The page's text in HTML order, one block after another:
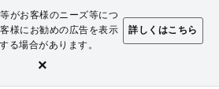
がお客様のニーズ等につ
様にお勧めの広告を表示
る場合があります。
詳しくはこちら
×